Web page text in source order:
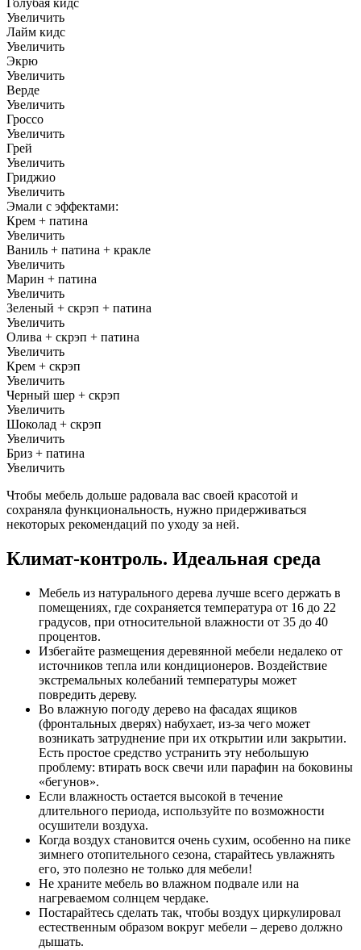
Голубая кидс
Увеличить
Лайм кидс
Увеличить
Экрю
Увеличить
Верде
Увеличить
Гроссо
Увеличить
Грей
Увеличить
Гриджио
Увеличить
Эмали с эффектами:
Крем + патина
Увеличить
Ваниль + патина + кракле
Увеличить
Марин + патина
Увеличить
Зеленый + скрэп + патина
Увеличить
Олива + скрэп + патина
Увеличить
Крем + скрэп
Увеличить
Черный шер + скрэп
Увеличить
Шоколад + скрэп
Увеличить
Бриз + патина
Увеличить
Чтобы мебель дольше радовала вас своей красотой и
сохраняла функциональность, нужно придерживаться
некоторых рекомендаций по уходу за ней.
Климат-контроль. Идеальная среда
Мебель из натурального дерева лучше всего держать в
помещениях, где сохраняется температура от 16 до 22
градусов, при относительной влажности от 35 до 40
процентов.
Избегайте размещения деревянной мебели недалеко от
источников тепла или кондиционеров. Воздействие
экстремальных колебаний температуры может
повредить дереву.
Во влажную погоду дерево на фасадах ящиков
(фронтальных дверях) набухает, из-за чего может
возникать затруднение при их открытии или закрытии.
Есть простое средство устранить эту небольшую
проблему: втирать воск свечи или парафин на боковины
«бегунов».
Если влажность остается высокой в течение
длительного периода, используйте по возможности
осушители воздуха.
Когда воздух становится очень сухим, особенно на пике
зимнего отопительного сезона, старайтесь увлажнять
его, это полезно не только для мебели!
Не храните мебель во влажном подвале или на
нагреваемом солнцем чердаке.
Постарайтесь сделать так, чтобы воздух циркулировал
естественным образом вокруг мебели – дерево должно
дышать.